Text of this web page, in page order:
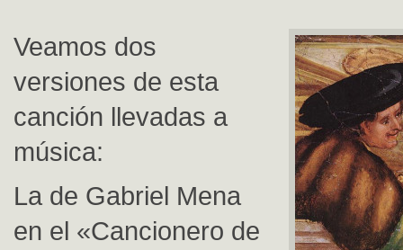
Veamos dos
versiones de esta
canción llevadas a
música:
La de Gabriel Mena
en el «Cancionero de